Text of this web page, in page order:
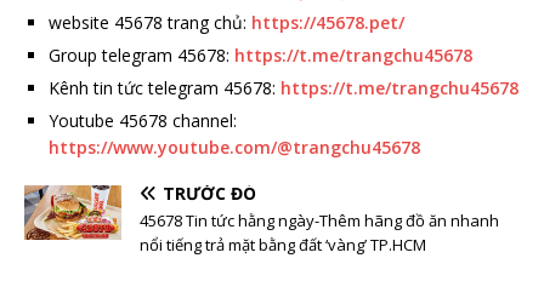
website 45678 trang chủ: https://45678.pet/
Group telegram 45678: https://t.me/trangchu45678
Kênh tin tức telegram 45678: https://t.me/trangchu45678
Youtube 45678 channel:
https://www.youtube.com/@trangchu45678
TRƯỚC ĐÓ
45678 Tin tức hằng ngày-Thêm hãng đồ ăn nhanh
nổi tiếng trả mặt bằng đất ‘vàng’ TP.HCM